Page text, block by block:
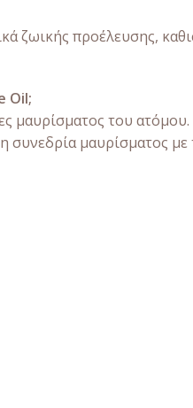
ζωικής προέλευσης,
Oil;
μαυρίσματος του
μαυρίσματος